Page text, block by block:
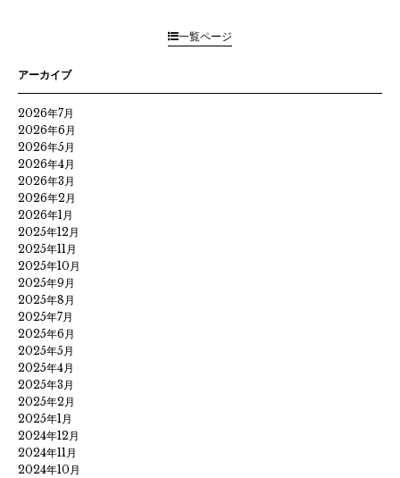
一覧ページ
アーカイブ
2026年7月
2026年6月
2026年5月
2026年4月
2026年3月
2026年2月
2026年1月
2025年12月
2025年11月
2025年10月
2025年9月
2025年8月
2025年7月
2025年6月
2025年5月
2025年4月
2025年3月
2025年2月
2025年1月
2024年12月
2024年11月
2024年10月